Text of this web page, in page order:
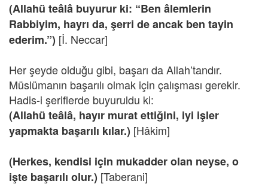
(Allahü teâlâ buyurur ki: “Ben âlemlerin
Rabbiyim, hayrı da, şerri de ancak ben tayin
ederim.”) [İ. Neccar]
Her şeyde olduğu gibi, başarı da Allah’tandır.
Müslümanın başarılı olmak için çalışması gerekir.
Hadis-i şeriflerde buyuruldu ki:
(Allahü teâlâ, hayır murat ettiğini, iyi işler
yapmakta başarılı kılar.) [Hâkim]
(Herkes, kendisi için mukadder olan neyse, o
işte başarılı olur.) [Taberani]